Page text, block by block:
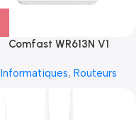
Comfast WR613N V1
Informatiques, Routeurs